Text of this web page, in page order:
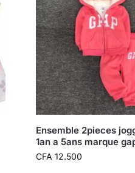
Ensemble 2pieces
1an a 5ans marque
CFA 12.500